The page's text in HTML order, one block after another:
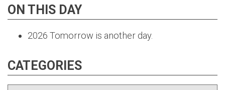
ON THIS DAY
2026 Tomorrow is another day.
CATEGORIES